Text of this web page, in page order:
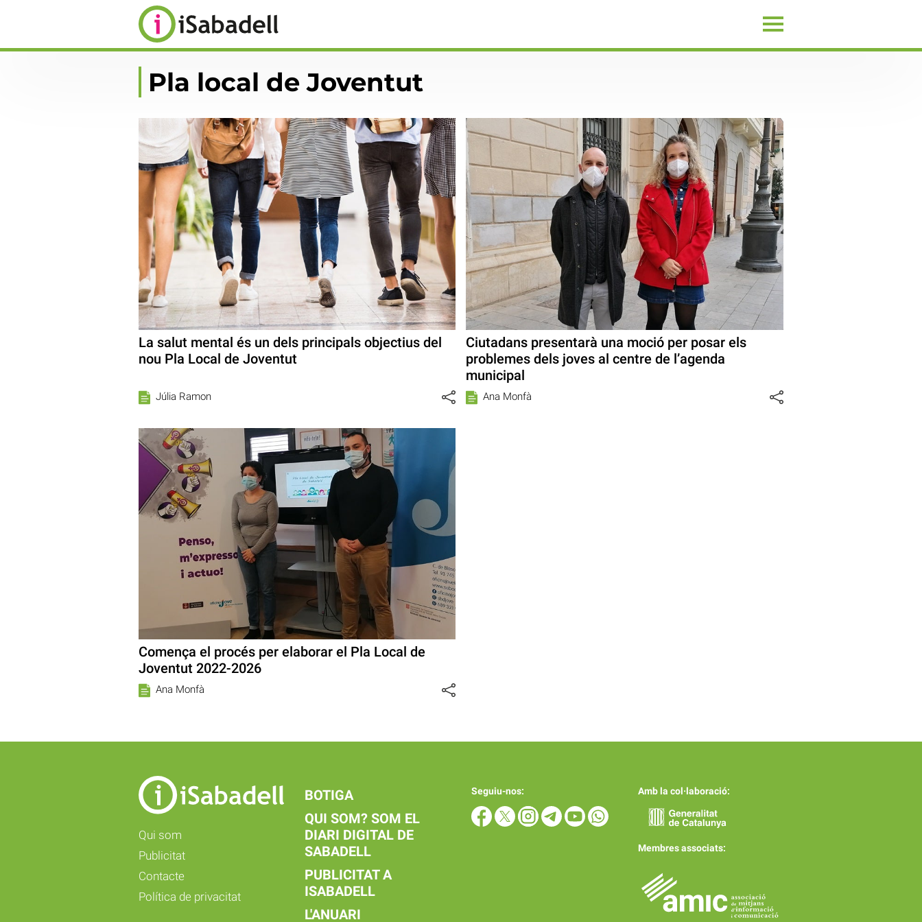
Pla local de Joventut
La salut mental és un dels principals objectius del
nou Pla Local de Joventut
Júlia Ramon
Ciutadans presentarà una moció per posar els
problemes dels joves al centre de l’agenda
municipal
Ana Monfà
Comença el procés per elaborar el Pla Local de
Joventut 2022-2026
Ana Monfà
Qui som
Publicitat
Contacte
Política de privacitat
BOTIGA
QUI SOM? SOM EL
DIARI DIGITAL DE
SABADELL
PUBLICITAT A
ISABADELL
L'ANUARI
Seguiu-nos: Amb la col·laboració:
Membres associats: